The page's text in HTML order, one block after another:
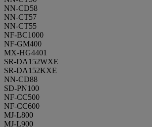
NN-CD58
NN-CT57
NN-CT55
NF-BC1000
NF-GM400
MX-HG4401
SR-DA152WXE
SR-DA152KXE
NN-CD88
SD-PN100
NF-CC500
NF-CC600
MJ-L800
MJ-L900